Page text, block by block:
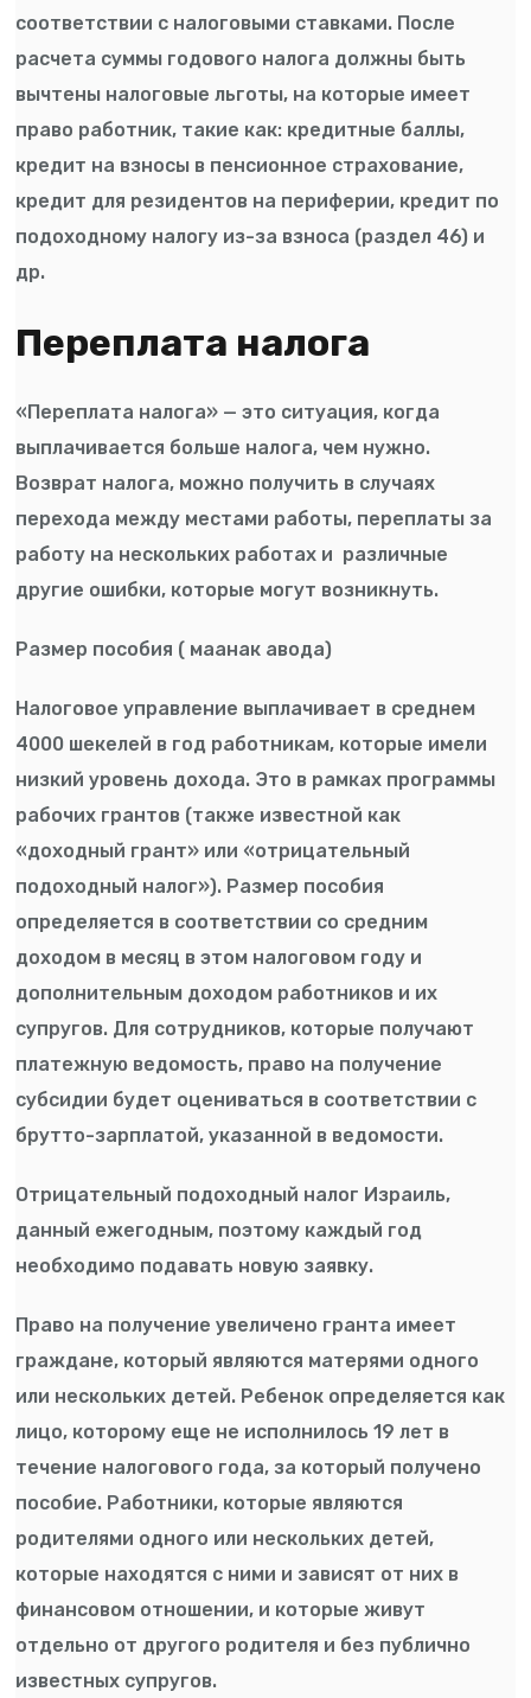
соответствии с налоговыми ставками. После
расчета суммы годового налога должны быть
вычтены налоговые льготы, на которые имеет
право работник, такие как: кредитные баллы,
кредит на взносы в пенсионное страхование,
кредит для резидентов на периферии, кредит по
подоходному налогу из-за взноса (раздел 46) и
др.
Переплата налога
«Переплата налога» — это ситуация, когда
выплачивается больше налога, чем нужно.
Возврат налога, можно получить в случаях
перехода между местами работы, переплаты за
работу на нескольких работах и ​ различные
другие ошибки, которые могут возникнуть.
Размер пособия ( маанак авода)
Налоговое управление выплачивает в среднем
4000 шекелей в год работникам, которые имели
низкий уровень дохода. Это в рамках программы
рабочих грантов (также известной как
«доходный грант» или «отрицательный
подоходный налог»). Размер пособия
определяется в соответствии со средним
доходом в месяц в этом налоговом году и
дополнительным доходом работников и их
супругов. Для сотрудников, которые получают
платежную ведомость, право на получение
субсидии будет оцениваться в соответствии с
брутто-зарплатой, указанной в ведомости.
Отрицательный подоходный налог Израиль,
данный ежегодным, поэтому каждый год
необходимо подавать новую заявку.
Право на получение увеличено гранта имеет
граждане, который являются матерями одного
или нескольких детей. Ребенок определяется как
лицо, которому еще не исполнилось 19 лет в
течение налогового года, за который получено
пособие. Работники, которые являются
родителями одного или нескольких детей,
которые находятся с ними и зависят от них в
финансовом отношении, и которые живут
отдельно от другого родителя и без публично
известных супругов.